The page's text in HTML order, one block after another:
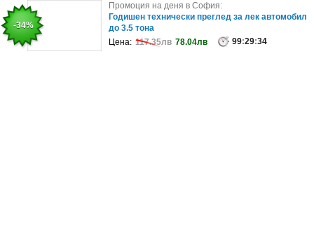
-19%
Промоция на деня в София:
Пълни кръвни изследвания, с възможност за
PSA за мъже или FT4 и TSH за жени
Цена: 91.78лв 73.90лв 99:29:34
-34%
Промоция на деня в София:
Годишен технически преглед за лек автомобил
до 3.5 тона
Цена: 117.35лв 78.04лв 99:29:34